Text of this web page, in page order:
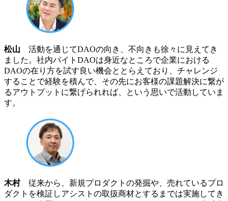
松山 活動を通じてDAOの向き、不向きも徐々に見えてき
ました。社内バイトDAOは身近なところで企業における
DAOの在り方を試す良い機会ととらえており、チャレンジ
することで経験を積んで、その先にお客様の課題解決に繋が
るアウトプットに繋げられれば、という思いで活動していま
す。
木村従来から、新規プロダクトの発掘や、売れているプロ
ダクトを検証しアシストの取扱商材とするまでは実施してき